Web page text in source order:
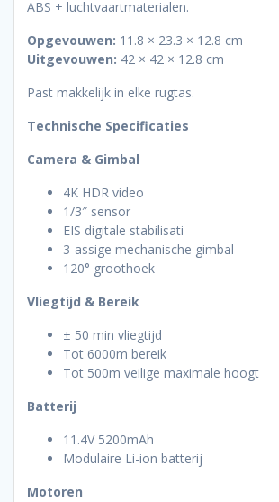
ABS + luchtvaartmaterialen.
Opgevouwen: 11.8 × 23.3 × 12.8 cm
Uitgevouwen: 42 × 42 × 12.8 cm
Past makkelijk in elke rugtas.
Technische Specificaties
Camera & Gimbal
4K HDR video
1/3″ sensor
EIS digitale stabilisati
3-assige mechanische gimbal
120° groothoek
Vliegtijd & Bereik
± 50 min vliegtijd
Tot 6000m bereik
Tot 500m veilige maximale hoogt
Batterij
11.4V 5200mAh
Modulaire Li-ion batterij
Motoren